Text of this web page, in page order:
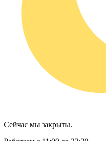
Сейчас мы закрыты.